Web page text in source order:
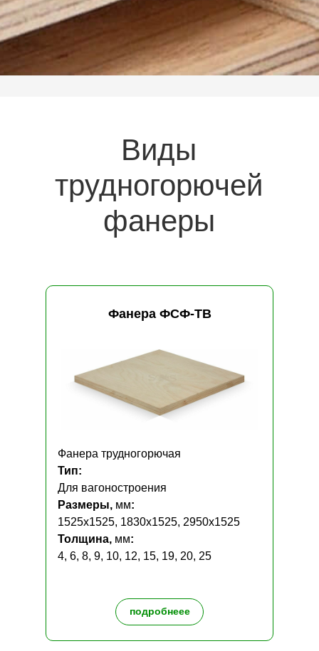
Виды
трудногорючей
фанеры
подробнеее
Фанера трудногорючая
Тип:
Для вагоностроения
Размеры, мм:
1525х1525, 1830х1525, 2950х1525
Толщина, мм:
4, 6, 8, 9, 10, 12, 15, 19, 20, 25
Фанера ФСФ-ТВ